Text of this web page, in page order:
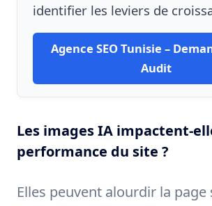
identifier les leviers de
Agence SEO Tunisie –
Audit
Les images IA impactent-
performance du site ?
Elles peuvent alourdir la page